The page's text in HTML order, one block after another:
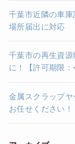
千葉市近隣の車
場所届出に対応
千葉市の再生資
に！【許可期限：
金属スクラップ
お任せください！